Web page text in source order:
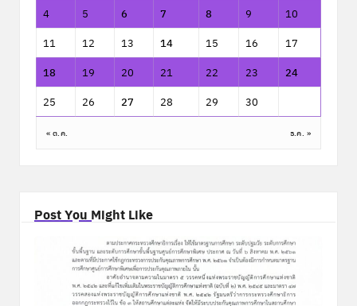
4
5 6 7 8 9
10
11
12 13 14 15 16
17
18
19 20 21 22 23
24
25
26 27 28 29 30
« ต.ค. ธ.ค. »
Post You Might Like